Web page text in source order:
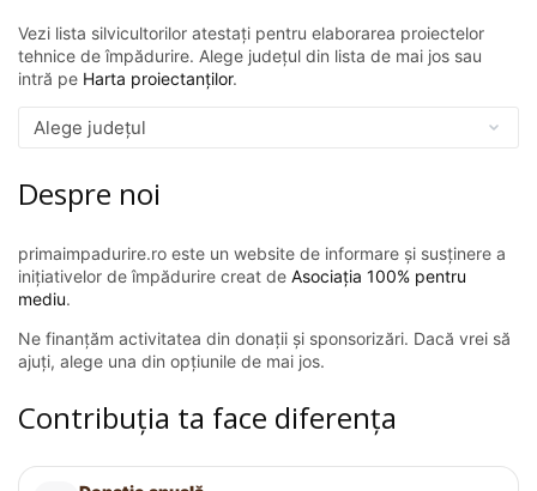
Vezi lista silvicultorilor atestați pentru elaborarea proiectelor
tehnice de împădurire. Alege județul din lista de mai jos sau
intră pe Harta proiectanților.
Despre noi
primaimpadurire.ro este un website de informare și susținere a
inițiativelor de împădurire creat de Asociația 100% pentru
mediu.
Ne finanțăm activitatea din donații și sponsorizări. Dacă vrei să
ajuți, alege una din opțiunile de mai jos.
Contribuția ta face diferența